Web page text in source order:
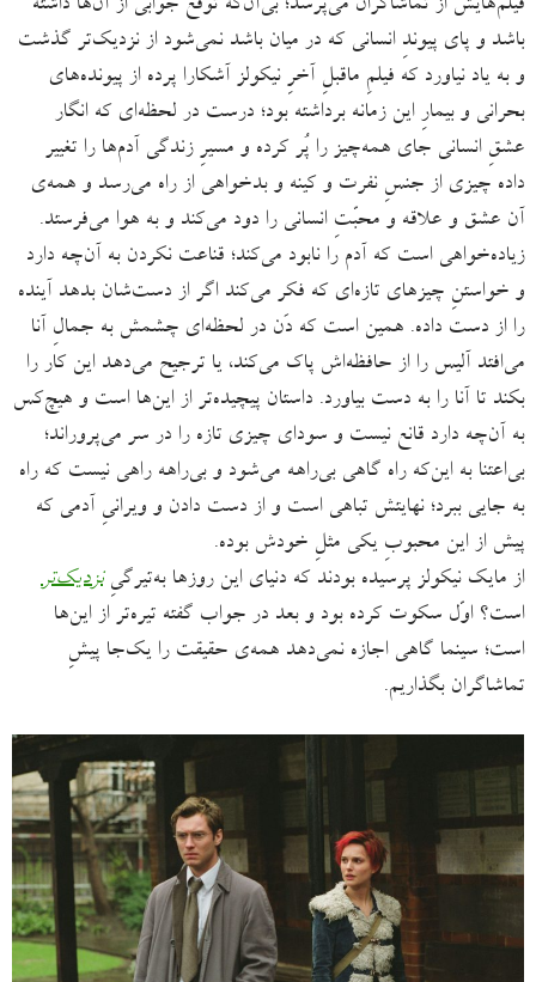
فیلم‌هایش از تماشاگران می‌پرسد؛ بی‌آن‌که توقّع جوابی از آن‌ها داشته
باشد و پای پیوندِ انسانی که در میان باشد نمی‌شود از نزدیک‌تر گذشت
و به یاد نیاورد که فیلمِ ماقبلِ آخرِ نیکولز آشکارا پرده از پیونده‌های
بحرانی و بیمارِ این زمانه برداشته بود؛ درست در لحظه‌ای که انگار
عشقِ انسانی جای همه‌چیز را پُر کرده و مسیرِ زندگی آدم‌ها را تغییر
داده چیزی از جنسِ نفرت و کینه و بدخواهی از راه می‌رسد و همه‌ی
آن عشق و علاقه و محبّتِ انسانی را دود می‌کند و به هوا می‌فرستد.
زیاده‌خواهی است که آدم را نابود می‌کند؛ قناعت نکردن به آن‌چه دارد
و خواستنِ چیزهای تازه‌ای که فکر می‌کند اگر از دست‌شان بدهد آینده
را از دست داده. همین است که دَن در لحظه‌ای چشمش به جمالِ آنا
می‌افتد آلیس را از حافظه‌اش پاک می‌کند،‌ یا ترجیح می‌دهد این کار را
بکند تا آنا را به دست بیاورد. داستان پیچیده‌تر از این‌ها است و هیچ‌کس
به آن‌چه دارد قانع نیست و سودای چیزی تازه را در سر می‌پروراند؛
بی‌اعتنا به این‌که راه گاهی بی‌راهه می‌شود و بی‌راهه راهی نیست که راه
به جایی ببرد؛ نهایتش تباهی است و از دست دادن و ویرانیِ آدمی که
پیش از این محبوبِ یکی مثلِ خودش بوده.
از مایک نیکولز پرسیده بودند که دنیای این روزها به‌تیرگیِنزدیک‌تر
است؟ اوّل سکوت کرده بود و بعد در جواب گفته تیره‌تر از این‌ها
است؛ سینما گاهی اجازه نمی‌دهد همه‌ی حقیقت را یک‌جا پیشِ
تماشاگران بگذاریم.